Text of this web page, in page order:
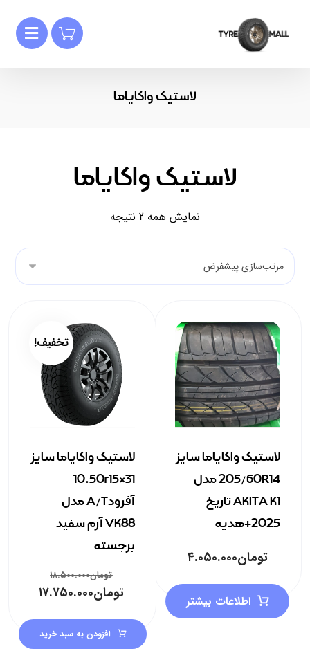
لاستیک واکایاما
لاستیک واکایاما
نمایش همه 2 نتیجه
لاستیک واکایاما سایز
205/60R14 مدل
AKITA K1 تاریخ
2025+هدیه
تومان۴.۰۵۰.۰۰۰
اطلاعات بیشتر
لاستیک واکایاما سایز
31×10.50r15
آفرودA/T مدل
VK88 آرم سفید
برجسته
تومان۱۸.۵۰۰.۰۰۰
تومان۱۷.۷۵۰.۰۰۰
تخفیف!
افزودن به سبد خرید